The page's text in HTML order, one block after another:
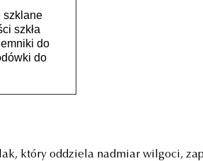
szklane
szkła
do
do
który oddziela nadmiar wilgoci,